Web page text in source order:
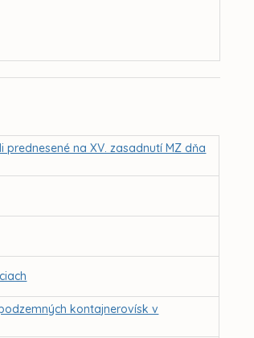
na XV. zasadnutí MZ dňa
kontajnerovísk v